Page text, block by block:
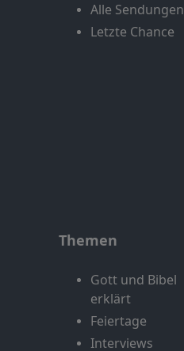
Alle Sendungen
Letzte Chance
Themen
Gott und Bibel
erklärt
Feiertage
Interviews